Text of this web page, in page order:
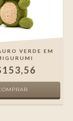
VERDE EM